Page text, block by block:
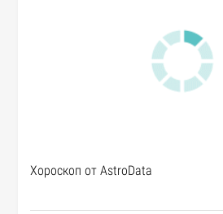
Хороскоп от AstroData